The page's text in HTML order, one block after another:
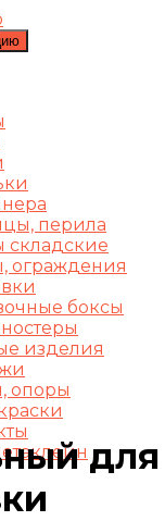
перила
складские
ограждения
боксы
изделия
опоры
для